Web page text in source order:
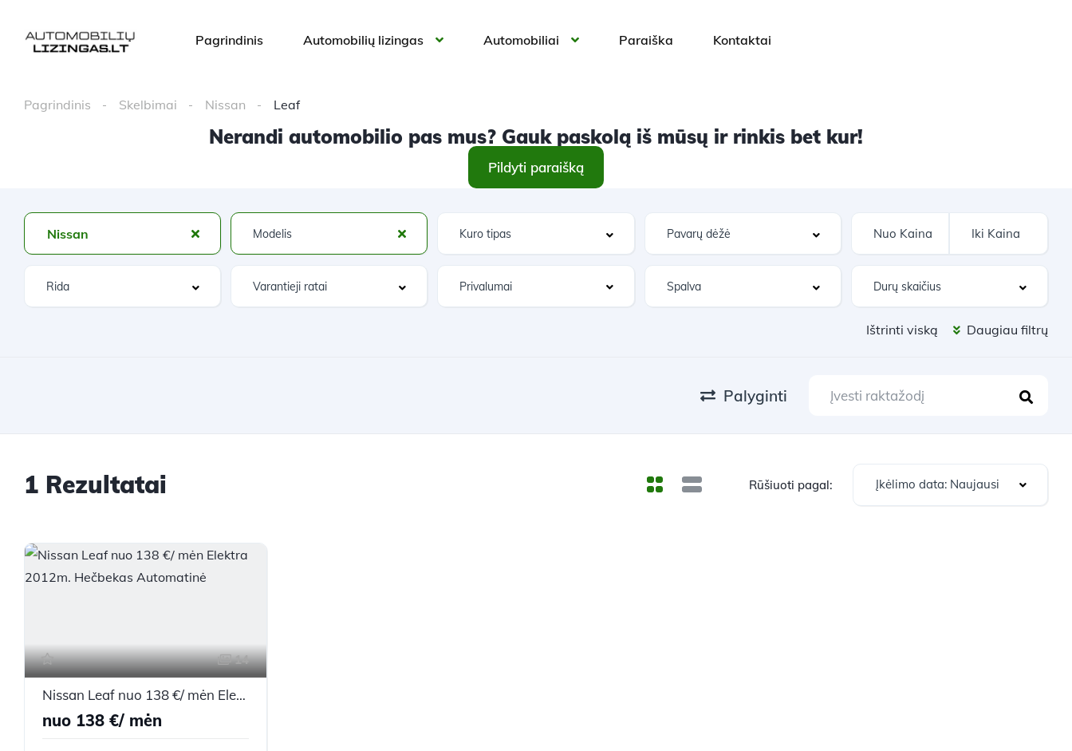
Pagrindinis Automobilių lizingas Automobiliai Paraiška Kontaktai
Pagrindinis Skelbimai Nissan Leaf
Nerandi automobilio pas mus? Gauk paskolą iš mūsų ir rinkis bet kur!
Pildyti paraišką
Nissan
Privalumai
Ištrinti viską Daugiau filtrų
Palyginti
1 Rezultatai Rūšiuoti pagal: Įkėlimo data: Naujausi
14
Nissan Leaf nuo 138 €/ mėn Elektra 2012m. Hečbekas Automatinė
nuo 138 €/ mėn